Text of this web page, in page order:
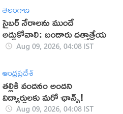
తెలంగాణ
సైబర్ నేరాలను ముందే
అడ్డుకోవాలి: బండారు దత్తాత్రేయ
Aug 09, 2026, 04:08 IST
ఆంధ్రప్రదేశ్
తల్లికి వందనం అందని
విద్యార్థులకు మరో ఛాన్స్!
Aug 09, 2026, 04:08 IST